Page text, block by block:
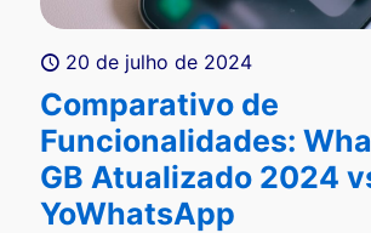
20 de julho de 2024
Comparativo de
Funcionalidades:
GB Atualizado 2024
YoWhatsApp